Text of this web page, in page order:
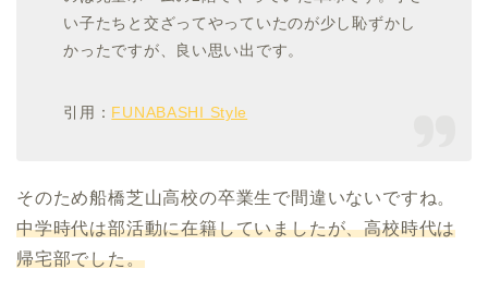
い子たちと交ざってやっていたのが少し恥ずかし
かったですが、良い思い出です。
引用： FUNABASHI Style
そのため船橋芝山高校の卒業生で間違いないですね。
中学時代は部活動に在籍していましたが、高校時代は
帰宅部でした。